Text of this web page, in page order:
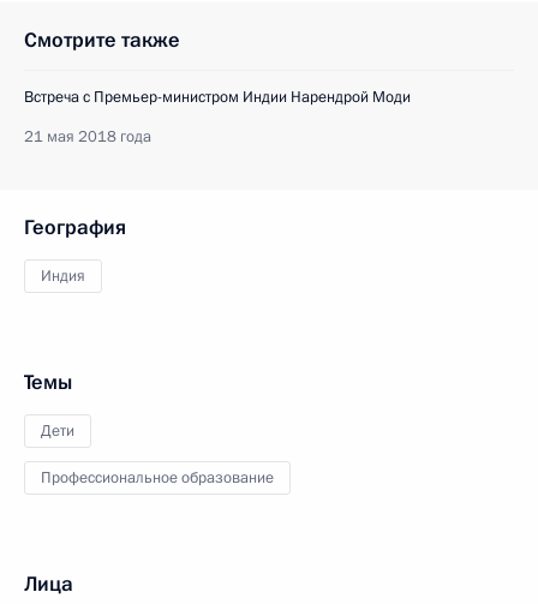
Смотрите также
Встреча с Премьер-министром Индии Нарендрой Моди
21 мая 2018 года
География
Индия
Темы
Дети
Профессиональное образование
Лица